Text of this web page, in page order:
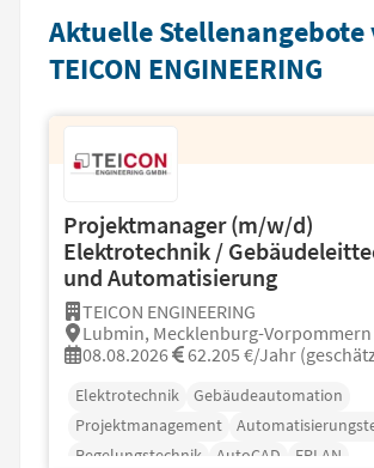
Aktuelle Stellenangebote
TEICON ENGINEERING
Projektmanager (m/w/d)
Elektrotechnik /
und Automatisierung
TEICON ENGINEERING
Lubmin, Mecklenburg-Vorpommern
08.08.2026
62.205 €/Jahr
Elektrotechnik
Gebäudeautomation
Projektmanagement
Regelungstechnik
AutoCAD EPLAN